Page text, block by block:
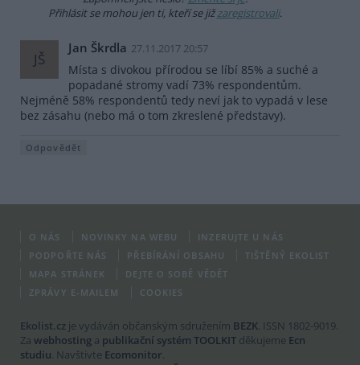
Přihlásit se mohou jen ti, kteří se jižzaregistrovali.
JŠ
Jan Škrdla 27.11.2017 20:57
Místa s divokou přírodou se líbí 85% a suché a
popadané stromy vadí 73% respondentům.
Nejméně 58% respondentů tedy neví jak to vypadá v lese
bez zásahu (nebo má o tom zkreslené představy).
Odpovědět
O NÁS NOVINKY NA WEBU
INZERUJTE U NÁS
PODPOŘTE NÁS
PŘEBÍRÁNÍ OBSAHU
TIŠTĚNÝ EKOLIST
MAPA STRÁNEK
DEJTE O SOBĚ VĚDĚT
ZPRÁVY E-MAILEM
COOKIES
Ekolist.cz je vydáván občanským sdružením BEZK. ISSN 1802-9019.
Za webhosting a publikační systém TOOLKIT děkujeme Ecn
studiu. Navštivte Ecomonitor.